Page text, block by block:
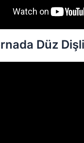
Düz Dişli